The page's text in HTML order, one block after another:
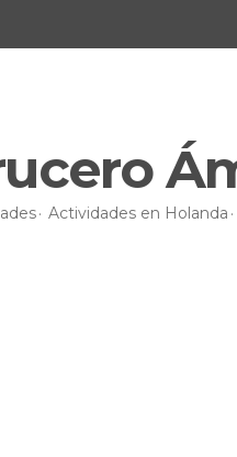
Actividades en Holanda